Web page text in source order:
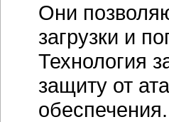
Они
загрузки и
Технология
защиту от
обеспечения.